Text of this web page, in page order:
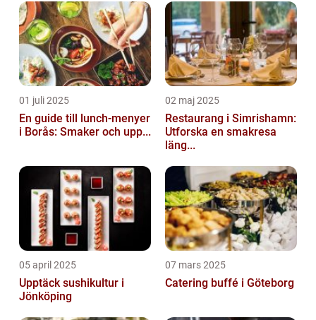
01 juli 2025
En guide till lunch-menyer
i Borås: Smaker och upp...
02 maj 2025
Restaurang i Simrishamn:
Utforska en smakresa
läng...
05 april 2025
Upptäck sushikultur i
Jönköping
07 mars 2025
Catering buffé i Göteborg